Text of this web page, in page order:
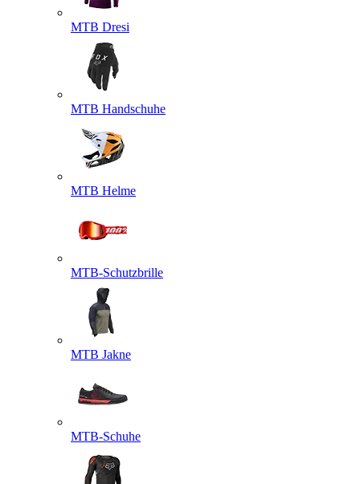
MTB Dresi
MTB Handschuhe
MTB Helme
MTB-Schutzbrille
MTB Jakne
MTB-Schuhe